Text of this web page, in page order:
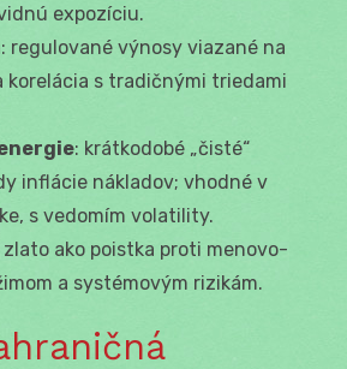
expozíciu.
: regulované výnosy viazané na
korelácia s tradičnými triedami
: krátkodobé „čisté“
inflácie nákladov; vhodné v
s vedomím volatility.
zlato ako poistka proti menovo-
a systémovým rizikám.